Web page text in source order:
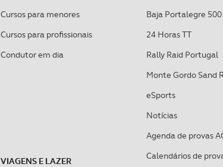
Cursos para menores
Cursos para profissionais
Condutor em dia
VIAGENS E LAZER
Baja Portalegre 500
24 Horas TT
Rally Raid Portugal
Monte Gordo Sand
eSports
Notícias
Agenda de provas
Calendários de